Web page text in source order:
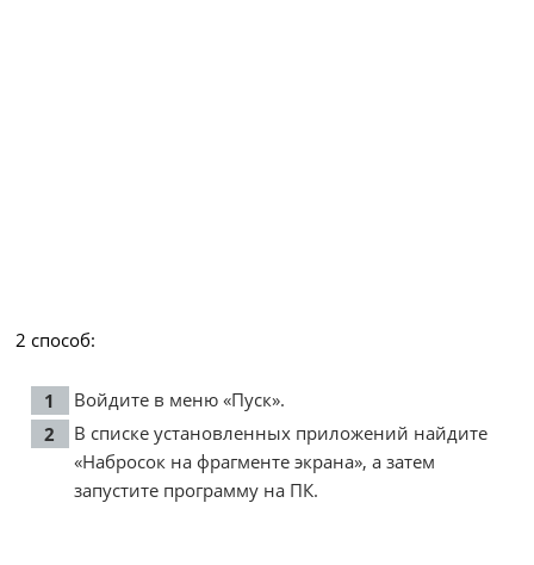
2 способ:
Войдите в меню «Пуск».
В списке установленных приложений найдите
«Набросок на фрагменте экрана», а затем
запустите программу на ПК.